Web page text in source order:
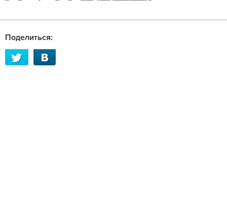
Поделиться: